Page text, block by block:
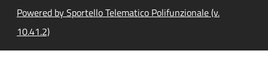
Powered by Sportello Telematico Polifunzionale (v.
10.41.2)